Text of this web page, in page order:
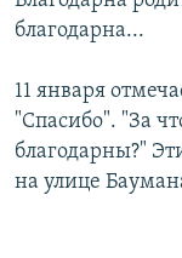
благодарна...
11 января
"Спасибо". "За
благодарны?"
на улице